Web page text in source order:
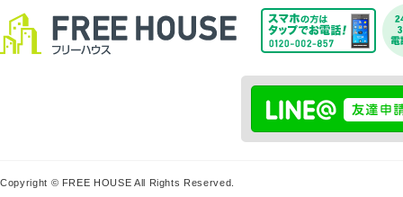
Copyright © FREE HOUSE All Rights Reserved.